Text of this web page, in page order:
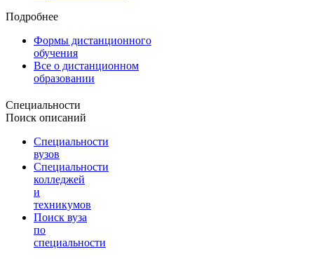
Подробнее
Формы дистанционного
обучения
Все о дистанционном
образовании
Специальности
Поиск описаний
Специальности
вузов
Специальности
колледжей
и
техникумов
Поиск вуза
по
специальности